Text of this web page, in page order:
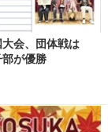
会、団体戦は
が優勝